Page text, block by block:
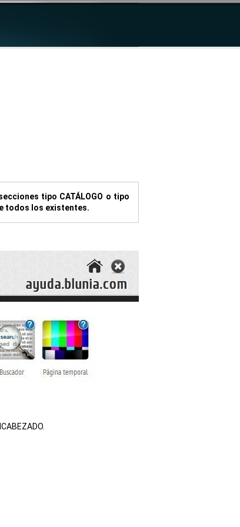
tipo CATÁLOGO o tipo
todos los existentes.